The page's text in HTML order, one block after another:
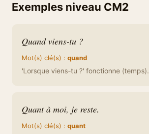
Exemples niveau CM2
Quand viens-tu ?
Mot(s) clé(s) : quand
'Lorsque viens-tu ?' fonctionne (temps).
Quant à moi, je reste.
Mot(s) clé(s) : quant